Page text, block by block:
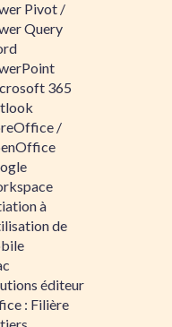
Pivot /
Query
365
/
à
de
éditeur
: Filière